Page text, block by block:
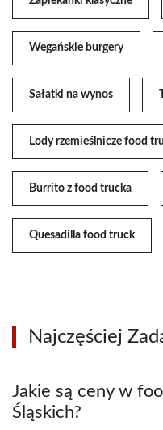
Wegańskie burgery
Sałatki na wynos
Lody rzemieślnicze food
Burrito z food trucka
Quesadilla food truck
Najczęściej
Jakie są ceny w
Śląskich?